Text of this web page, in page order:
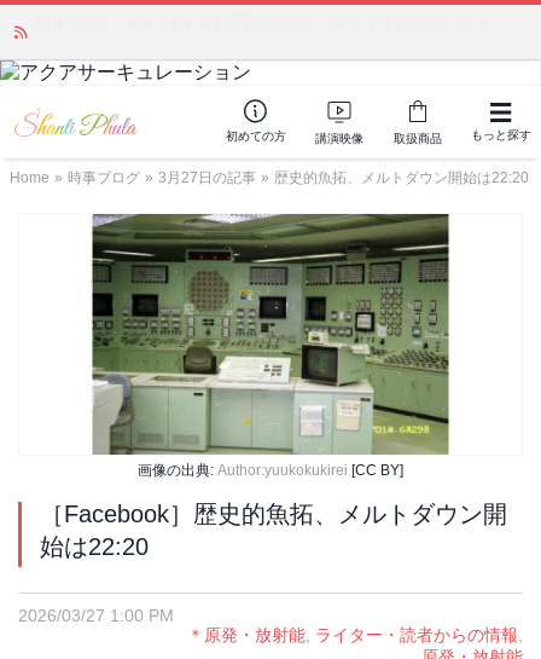
初めての方 講演映像 取扱商品 もっと探す
Home » 時事ブログ » 3月27日の記事 » 歴史的魚拓、メルトダウン開始は22:20
画像の出典: Author:yuukokukirei [CC BY]
［Facebook］歴史的魚拓、メルトダウン開
始は22:20
2026/03/27 1:00 PM
＊原発・放射能, ライター・読者からの情報,